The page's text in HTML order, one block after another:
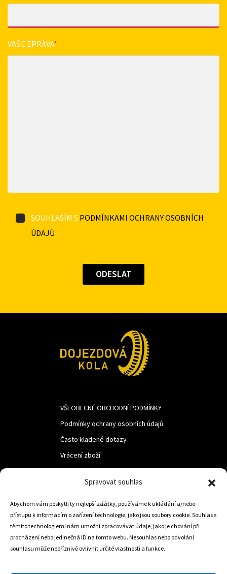
Spravovat souhlas
Abychom vám poskytli ty nejlepší zážitky, používáme k ukládání a/nebo
přístupu k informacím o zařízení technologie, jako jsou soubory cookie. Souhlas s
těmito technologiemi nám umožní zpracovávat údaje, jako je chování při
procházení nebo jedinečná ID na tomto webu. Nesouhlas nebo odvolání
souhlasu může nepříznivě ovlivnit určité vlastnosti a funkce.
VAŠE ZPRÁVA*
SOUHLASÍM S PODMÍNKAMI OCHRANY OSOBNÍCH
ÚDAJŮ
VŠEOBECNÉ OBCHODNÍ PODMÍNKY
Podmínky ochrany osobních údajů
Často kladené dotazy
Vrácení zboží
LUF s.r.o.
Nám. M.R.Štefanika 518,
Trstená 02801